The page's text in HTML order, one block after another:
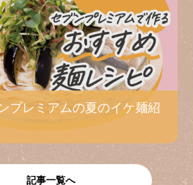
プレミアムの夏のイケ麺紹
記事一覧へ